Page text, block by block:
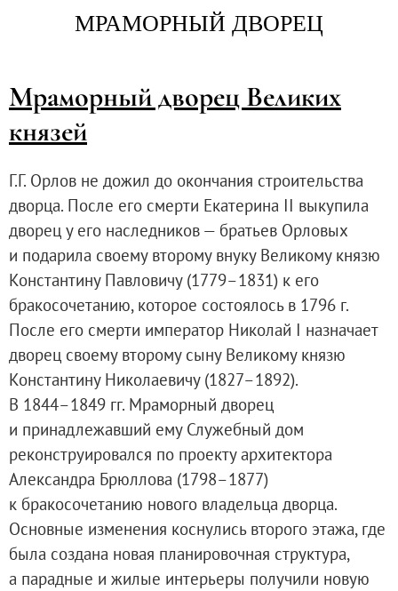
МРАМОРНЫЙ ДВОРЕЦ
Мраморный дворец Великих
князей
Г.Г. Орлов не дожил до окончания строительства
дворца. После его смерти Екатерина II выкупила
дворец у его наследников — братьев Орловых
и подарила своему второму внуку Великому князю
Константину Павловичу (1779–1831) к его
бракосочетанию, которое состоялось в 1796 г.
После его смерти император Николай I назначает
дворец своему второму сыну Великому князю
Константину Николаевичу (1827–1892).
В 1844–1849 гг. Мраморный дворец
и принадлежавший ему Служебный дом
реконструировался по проекту архитектора
Александра Брюллова (1798–1877)
к бракосочетанию нового владельца дворца.
Основные изменения коснулись второго этажа, где
была создана новая планировочная структура,
а парадные и жилые интерьеры получили новую